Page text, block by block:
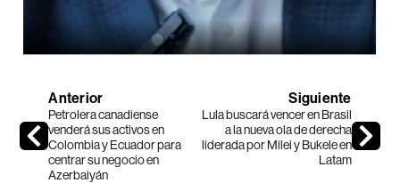
Anterior
Petrolera canadiense
venderá sus activos en
Colombia y Ecuador para
centrar su negocio en
Azerbaiyán
Siguiente
Lula buscará vencer en Brasil
a la nueva ola de derecha
liderada por Milei y Bukele en
Latam